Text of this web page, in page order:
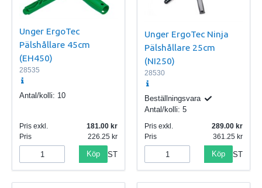
Unger ErgoTec
Pälshållare 45cm
(EH450)
28535
Antal/kolli: 10
Pris exkl.
181.00
Pris
226.25
Köp ST
Unger ErgoTec Ninja
Pälshållare 25cm
(NI250)
28530
Beställningsvara
Antal/kolli: 5
Pris exkl.
289.00
Pris
361.25
Köp ST